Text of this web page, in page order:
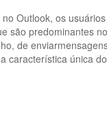
Outlook, os
são predominantes
de
característica única